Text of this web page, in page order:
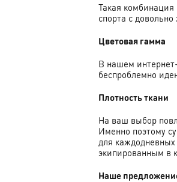
Такая комбинация
спорта с
Цветовая гамма
В нашем
беспроблемно
Плотность ткани
На ваш выбор
Именно поэтому
для
экипированным в
Наше